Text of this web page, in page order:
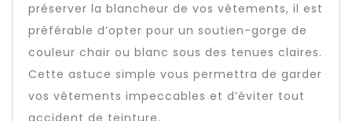
préserver la blancheur de vos vêtements, il est
préférable d’opter pour un soutien-gorge de
couleur chair ou blanc sous des tenues claires.
Cette astuce simple vous permettra de garder
vos vêtements impeccables et d’éviter tout
accident de teinture.